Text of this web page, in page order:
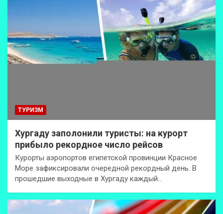
ТУРИЗМ
Хургаду заполонили туристы: на курорт
прибыло рекордное число рейсов
Курорты аэропортов египетской провинции Красное
Море зафиксировали очередной рекордный день. В
прошедшие выходные в Хургаду каждый…